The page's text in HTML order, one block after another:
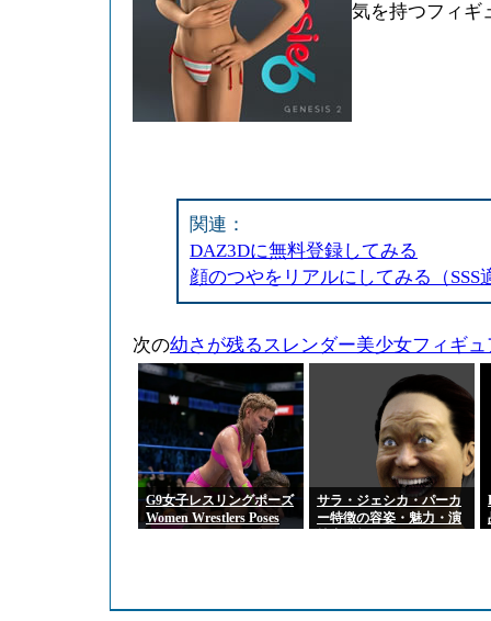
気を持つフィギ
関連：
DAZ3Dに無料登録してみる
顔のつやをリアルにしてみる（SSS
次の幼さが残るスレンダー美少女フィギ
G9女子レスリングポーズ
Women Wrestlers Poses
サラ・ジェシカ・パーカ
ー特徴の容姿・魅力・演